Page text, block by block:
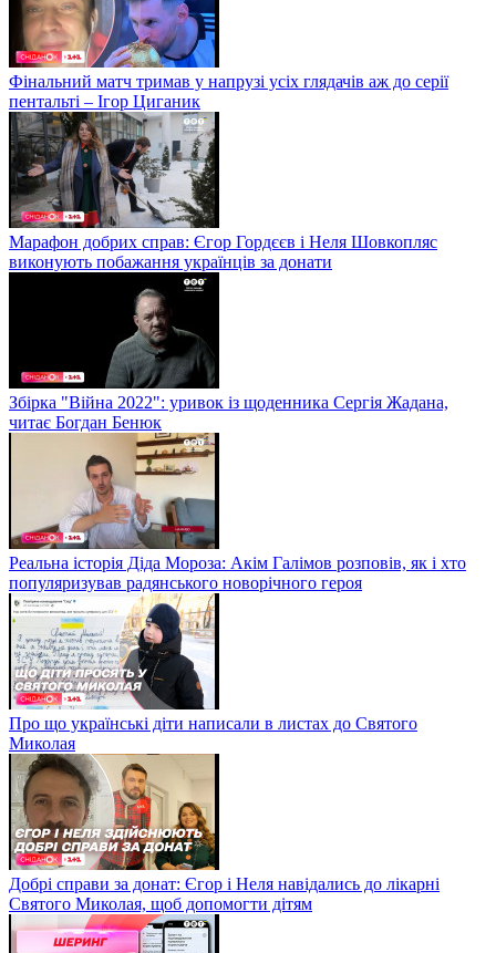
Фінальний матч тримав у напрузі усіх глядачів аж до серії
пентальті – Ігор Циганик
Марафон добрих справ: Єгор Гордєєв і Неля Шовкопляс
виконують побажання українців за донати
Збірка "Війна 2022": уривок із щоденника Сергія Жадана,
читає Богдан Бенюк
Реальна історія Діда Мороза: Акім Галімов розповів, як і хто
популяризував радянського новорічного героя
Про що українські діти написали в листах до Святого
Миколая
Добрі справи за донат: Єгор і Неля навідались до лікарні
Святого Миколая, щоб допомогти дітям